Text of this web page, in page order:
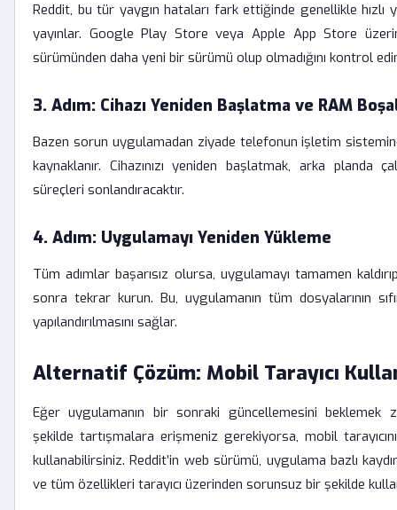
Reddit, bu tür yaygın hataları fark ettiğinde genellikle
yayınlar. Google Play Store veya Apple App Store
sürümünden daha yeni bir sürümü olup olmadığını kontrol
3. Adım: Cihazı Yeniden Başlatma ve RAM
Bazen sorun uygulamadan ziyade telefonun işletim
kaynaklanır. Cihazınızı yeniden başlatmak, arka planda
süreçleri sonlandıracaktır.
4. Adım: Uygulamayı Yeniden Yükleme
Tüm adımlar başarısız olursa, uygulamayı tamamen
sonra tekrar kurun. Bu, uygulamanın tüm dosyalarının
yapılandırılmasını sağlar.
Alternatif Çözüm: Mobil Tarayıcı
Eğer uygulamanın bir sonraki güncellemesini beklemek
şekilde tartışmalara erişmeniz gerekiyorsa, mobil
kullanabilirsiniz. Reddit’in web sürümü, uygulama bazlı
ve tüm özellikleri tarayıcı üzerinden sorunsuz bir şekilde